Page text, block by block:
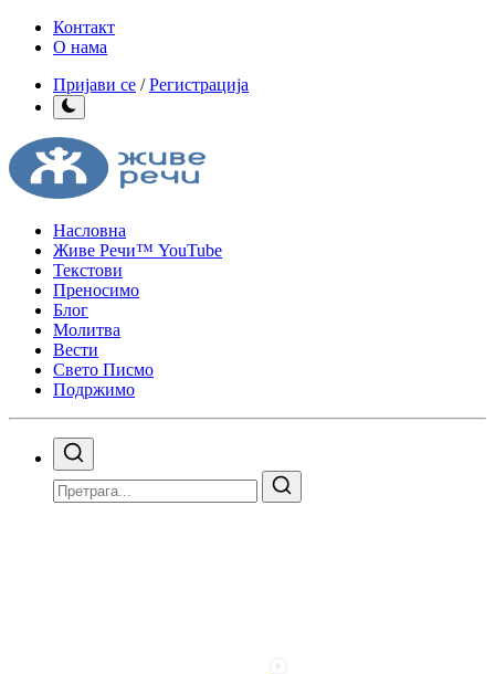
Контакт
О нама
Пријави се /Регистрација
Насловна
Живе Речи™ YouTube
Текстови
Преносимо
Блог
Молитва
Вести
Свето Писмо
Подржимо